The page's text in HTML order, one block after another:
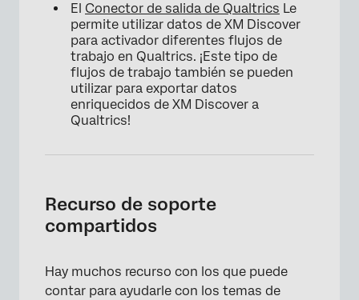
El Conector de salida de Qualtrics Le
permite utilizar datos de XM Discover
para activador diferentes flujos de
trabajo en Qualtrics. ¡Este tipo de
flujos de trabajo también se pueden
utilizar para exportar datos
enriquecidos de XM Discover a
Qualtrics!
Recurso de soporte
compartidos
Hay muchos recurso con los que puede
contar para ayudarle con los temas de